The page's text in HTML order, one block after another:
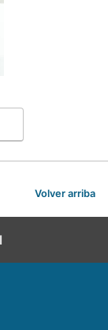
Volver arriba